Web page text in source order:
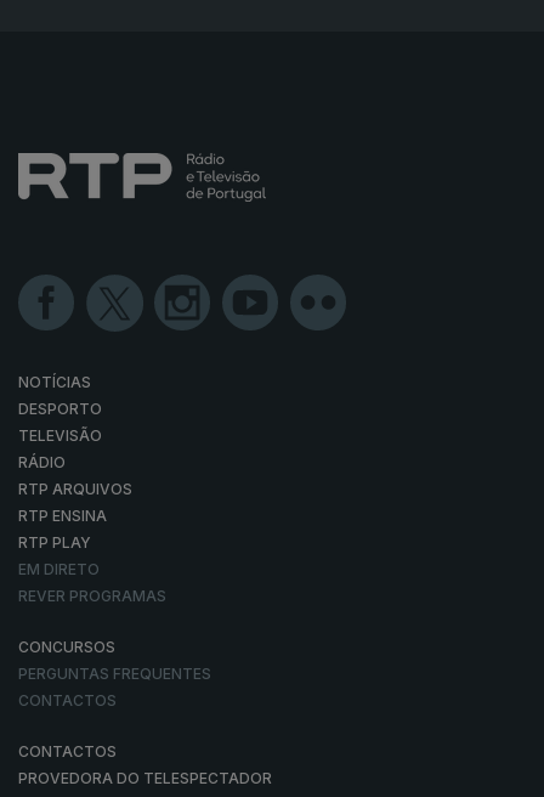
NOTÍCIAS
DESPORTO
TELEVISÃO
RÁDIO
RTP ARQUIVOS
RTP ENSINA
RTP PLAY
EM DIRETO
REVER PROGRAMAS
CONCURSOS
PERGUNTAS FREQUENTES
CONTACTOS
CONTACTOS
PROVEDORA DO TELESPECTADOR